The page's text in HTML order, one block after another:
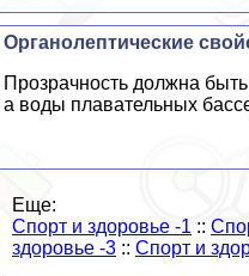
Органолептические
Прозрачность должна
а воды плавательных
Еще:
Спорт и здоровье -1 ::
здоровье -3 :: Спорт и